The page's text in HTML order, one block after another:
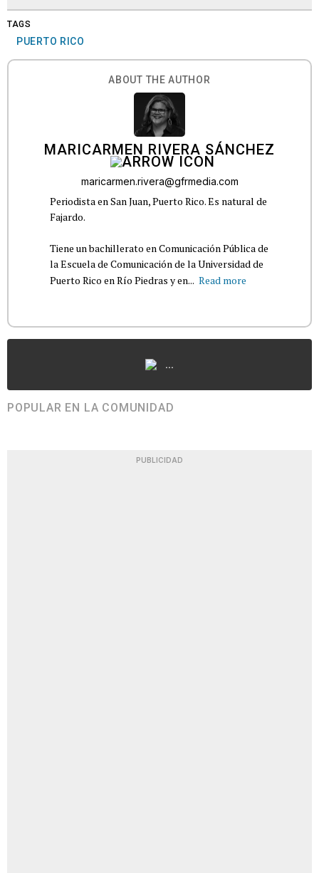
TAGS
PUERTO RICO
ABOUT THE AUTHOR
MARICARMEN RIVERA SÁNCHEZ
maricarmen.rivera@gfrmedia.com
Periodista en San Juan, Puerto Rico. Es natural de
Fajardo.
Tiene un bachillerato en Comunicación Pública de
la Escuela de Comunicación de la Universidad de
Puerto Rico en Río Piedras y en... Read more
...
POPULAR EN LA COMUNIDAD
PUBLICIDAD